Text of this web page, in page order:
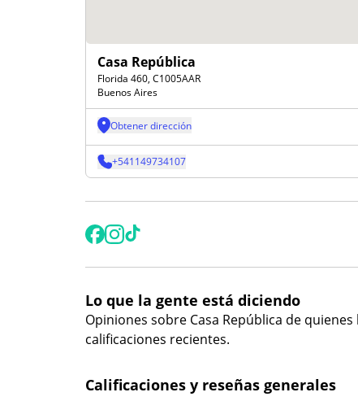
Casa República
Florida 460, C1005AAR
Buenos Aires
Obtener dirección
+541149734107
Lo que la gente está diciendo
Opiniones sobre Casa República de quienes
calificaciones recientes.
Calificaciones y reseñas generales